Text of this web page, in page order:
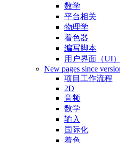
数学
平台相关
物理学
着色器
编写脚本
用户界面（UI）
New pages since
项目工作流程
2D
音频
数学
输入
国际化
着色